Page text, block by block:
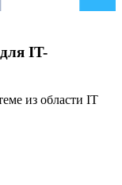
IT-
из области IT